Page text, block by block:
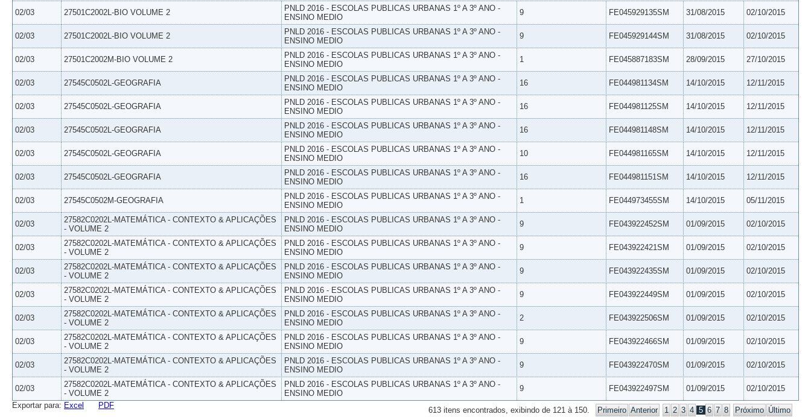
02/03 27501C2002L-BIO VOLUME 2
PNLD 2016 - ESCOLAS PUBLICAS URBANAS 1º A 3º ANO -
ENSINO MEDIO
9 FE045929135SM 31/08/2015 02/10/2015
02/03 27501C2002L-BIO VOLUME 2
PNLD 2016 - ESCOLAS PUBLICAS URBANAS 1º A 3º ANO -
ENSINO MEDIO
9 FE045929144SM 31/08/2015 02/10/2015
02/03 27501C2002M-BIO VOLUME 2
PNLD 2016 - ESCOLAS PUBLICAS URBANAS 1º A 3º ANO -
ENSINO MEDIO
1 FE045887183SM 28/09/2015 27/10/2015
02/03 27545C0502L-GEOGRAFIA
PNLD 2016 - ESCOLAS PUBLICAS URBANAS 1º A 3º ANO -
ENSINO MEDIO
16 FE044981134SM 14/10/2015 12/11/2015
02/03 27545C0502L-GEOGRAFIA
PNLD 2016 - ESCOLAS PUBLICAS URBANAS 1º A 3º ANO -
ENSINO MEDIO
16 FE044981125SM 14/10/2015 12/11/2015
02/03 27545C0502L-GEOGRAFIA
PNLD 2016 - ESCOLAS PUBLICAS URBANAS 1º A 3º ANO -
ENSINO MEDIO
16 FE044981148SM 14/10/2015 12/11/2015
02/03 27545C0502L-GEOGRAFIA
PNLD 2016 - ESCOLAS PUBLICAS URBANAS 1º A 3º ANO -
ENSINO MEDIO
10 FE044981165SM 14/10/2015 12/11/2015
02/03 27545C0502L-GEOGRAFIA
PNLD 2016 - ESCOLAS PUBLICAS URBANAS 1º A 3º ANO -
ENSINO MEDIO
16 FE044981151SM 14/10/2015 12/11/2015
02/03 27545C0502M-GEOGRAFIA
PNLD 2016 - ESCOLAS PUBLICAS URBANAS 1º A 3º ANO -
ENSINO MEDIO
1 FE044973455SM 14/10/2015 05/11/2015
02/03
27582C0202L-MATEMÁTICA - CONTEXTO & APLICAÇÕES
- VOLUME 2
PNLD 2016 - ESCOLAS PUBLICAS URBANAS 1º A 3º ANO -
ENSINO MEDIO
9 FE043922452SM 01/09/2015 02/10/2015
02/03
27582C0202L-MATEMÁTICA - CONTEXTO & APLICAÇÕES
- VOLUME 2
PNLD 2016 - ESCOLAS PUBLICAS URBANAS 1º A 3º ANO -
ENSINO MEDIO
9 FE043922421SM 01/09/2015 02/10/2015
02/03
27582C0202L-MATEMÁTICA - CONTEXTO & APLICAÇÕES
- VOLUME 2
PNLD 2016 - ESCOLAS PUBLICAS URBANAS 1º A 3º ANO -
ENSINO MEDIO
9 FE043922435SM 01/09/2015 02/10/2015
02/03
27582C0202L-MATEMÁTICA - CONTEXTO & APLICAÇÕES
- VOLUME 2
PNLD 2016 - ESCOLAS PUBLICAS URBANAS 1º A 3º ANO -
ENSINO MEDIO
9 FE043922449SM 01/09/2015 02/10/2015
02/03
27582C0202L-MATEMÁTICA - CONTEXTO & APLICAÇÕES
- VOLUME 2
PNLD 2016 - ESCOLAS PUBLICAS URBANAS 1º A 3º ANO -
ENSINO MEDIO
2 FE043922506SM 01/09/2015 02/10/2015
02/03
27582C0202L-MATEMÁTICA - CONTEXTO & APLICAÇÕES
- VOLUME 2
PNLD 2016 - ESCOLAS PUBLICAS URBANAS 1º A 3º ANO -
ENSINO MEDIO
9 FE043922466SM 01/09/2015 02/10/2015
02/03
27582C0202L-MATEMÁTICA - CONTEXTO & APLICAÇÕES
- VOLUME 2
PNLD 2016 - ESCOLAS PUBLICAS URBANAS 1º A 3º ANO -
ENSINO MEDIO
9 FE043922470SM 01/09/2015 02/10/2015
02/03
27582C0202L-MATEMÁTICA - CONTEXTO & APLICAÇÕES
- VOLUME 2
PNLD 2016 - ESCOLAS PUBLICAS URBANAS 1º A 3º ANO -
ENSINO MEDIO
9 FE043922497SM 01/09/2015 02/10/2015
613 itens encontrados, exibindo de 121 à 150. Primeiro Anterior 1 2 3 4 5 6 7 8 Próximo Último
Exportar para: Excel PDF